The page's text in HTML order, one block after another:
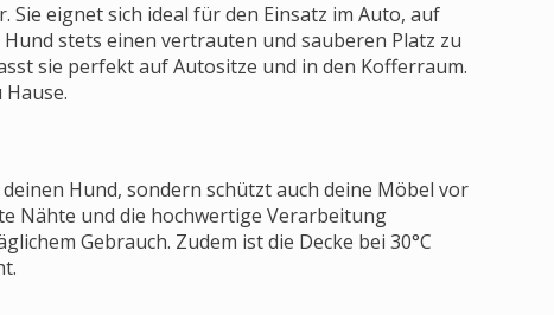
Sie eignet sich ideal für den Einsatz im Auto, auf
stets einen vertrauten und sauberen Platz zu
sie perfekt auf Autositze und in den Kofferraum.
Hund, sondern schützt auch deine Möbel vor
Nähte und die hochwertige Verarbeitung
Gebrauch. Zudem ist die Decke bei 30°C